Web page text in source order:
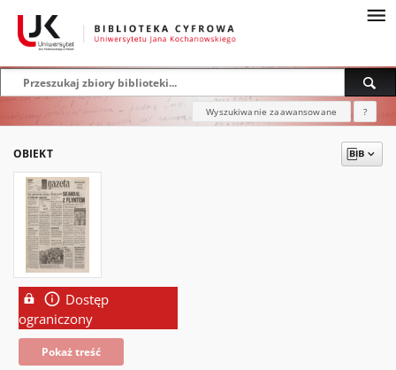
Wyszukiwanie zaawansowane ?
OBIEKT
Dostęp
ograniczony
Pokaż treść